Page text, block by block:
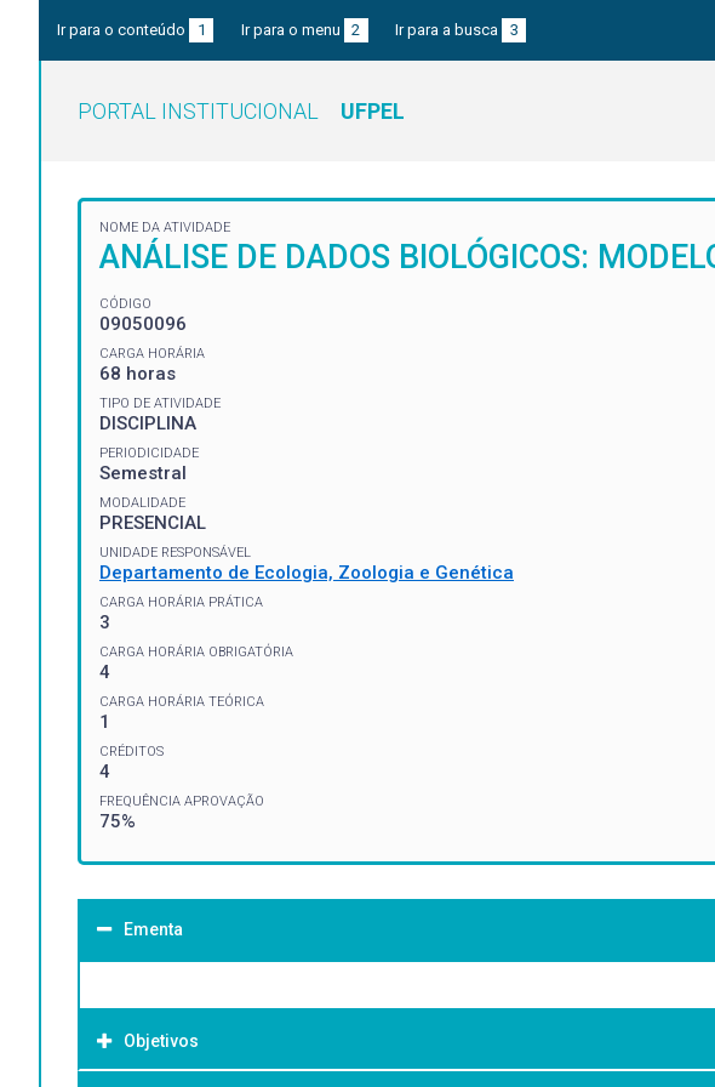
Ir para o conteúdo 1 Ir para o menu 2 Ir para a busca 3
PORTAL INSTITUCIONAL UFPEL
NOME DA ATIVIDADE
ANÁLISE DE DADOS BIOLÓGICOS:
CÓDIGO
09050096
CARGA HORÁRIA
68 horas
TIPO DE ATIVIDADE
DISCIPLINA
PERIODICIDADE
Semestral
MODALIDADE
PRESENCIAL
UNIDADE RESPONSÁVEL
Departamento de Ecologia, Zoologia e Genética
CARGA HORÁRIA PRÁTICA
3
CARGA HORÁRIA OBRIGATÓRIA
4
CARGA HORÁRIA TEÓRICA
1
CRÉDITOS
4
FREQUÊNCIA APROVAÇÃO
75%
Ementa
Objetivos